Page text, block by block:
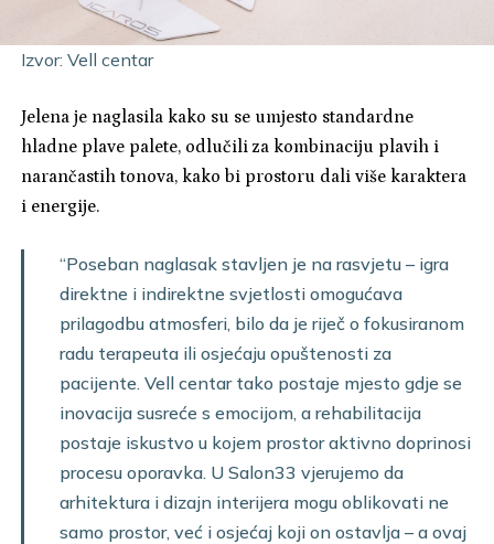
Izvor: Vell centar
Jelena je naglasila kako su se umjesto standardne
hladne plave palete, odlučili za kombinaciju plavih i
narančastih tonova, kako bi prostoru dali više karaktera
i energije.
“Poseban naglasak stavljen je na rasvjetu – igra
direktne i indirektne svjetlosti omogućava
prilagodbu atmosferi, bilo da je riječ o fokusiranom
radu terapeuta ili osjećaju opuštenosti za
pacijente. Vell centar tako postaje mjesto gdje se
inovacija susreće s emocijom, a rehabilitacija
postaje iskustvo u kojem prostor aktivno doprinosi
procesu oporavka. U Salon33 vjerujemo da
arhitektura i dizajn interijera mogu oblikovati ne
samo prostor, već i osjećaj koji on ostavlja – a ovaj